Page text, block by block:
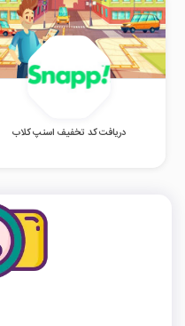
دریافت کد تخفیف اسنپ کلاب